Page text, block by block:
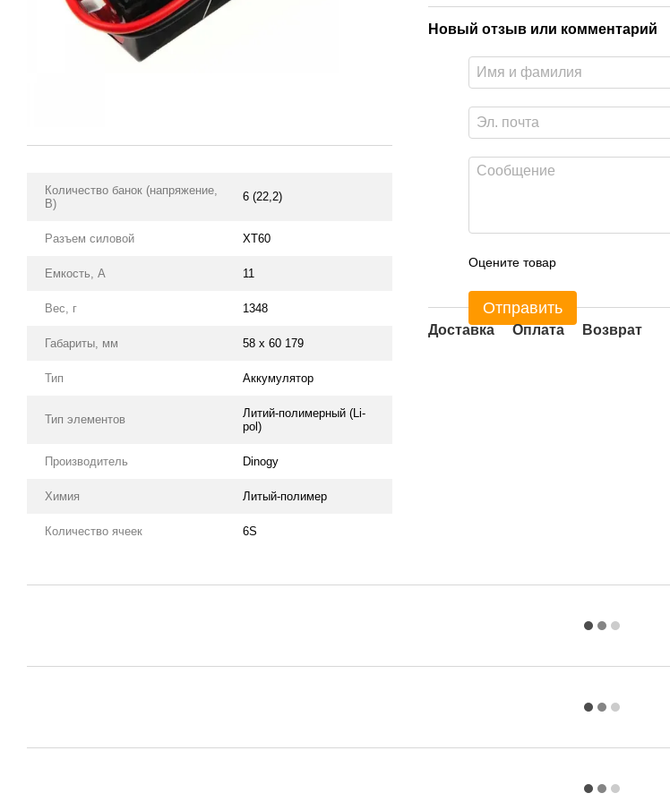
Количество банок (напряжение,
В)
6 (22,2)
Разъем силовой XT60
Емкость, А 11
Вес, г 1348
Габариты, мм 58 x 60 179
Тип Аккумулятор
Тип элементов
Литий-полимерный (Li-
pol)
Производитель Dinogy
Химия Литый-полимер
Количество ячеек 6S
Новый отзыв или комментарий
Оцените товар
Отправить
Доставка Оплата Возврат